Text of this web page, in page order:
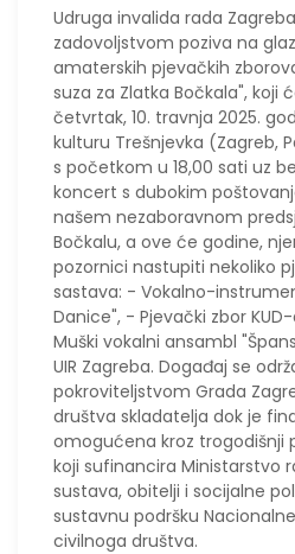
Udruga invalida rada
zadovoljstvom poziva na
amaterskih pjevačkih
suza za Zlatka Bočkala", koji
četvrtak, 10. travnja 2025.
kulturu Trešnjevka (Zagreb,
s početkom u 18,00 sati uz
koncert s dubokim
našem nezaboravnom
Bočkalu, a ove će godine,
pozornici nastupiti nekoliko
sastava: - Vokalno-
Danice", - Pjevački zbor
Muški vokalni ansambl
UIR Zagreba. Događaj se
pokroviteljstvom Grada
društva skladatelja dok je
omogućena kroz trogodišnji
koji sufinancira Ministarstvo
sustava, obitelji i socijalne
sustavnu podršku
civilnoga društva.